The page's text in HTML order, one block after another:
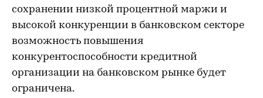
сохранении низкой процентной маржи и
высокой конкуренции в банковском секторе
возможность повышения
конкурентоспособности кредитной
организации на банковском рынке будет
ограничена.